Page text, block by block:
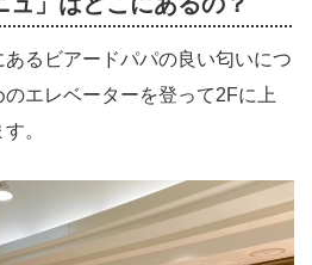
るビアードパパの良い匂いにつ
エレベーターを登って2Fに上
。